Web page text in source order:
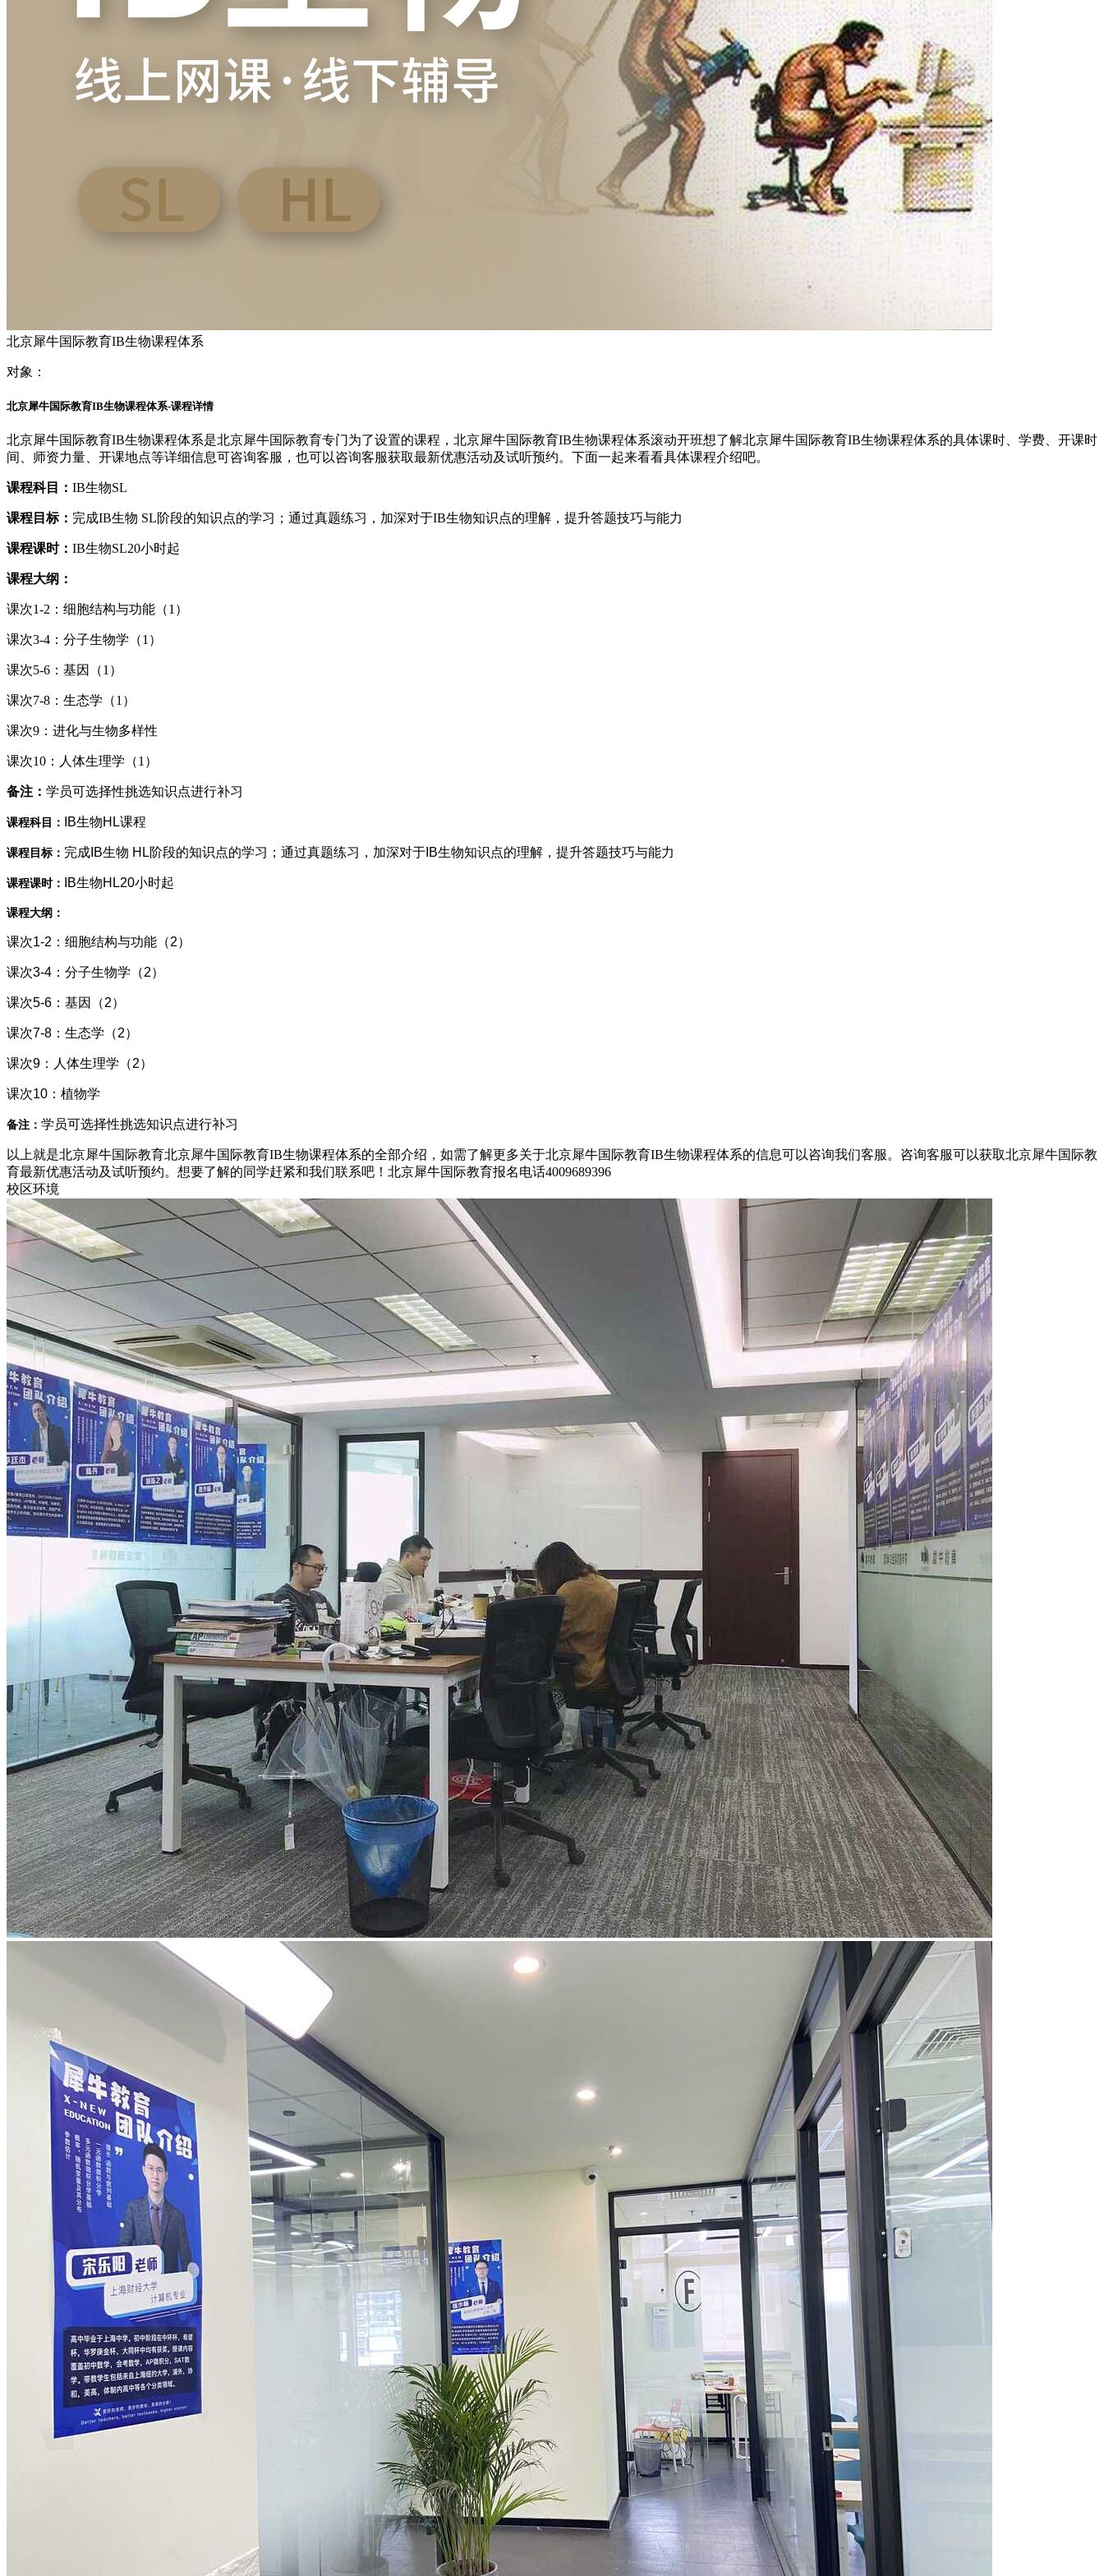
北京犀牛国际教育IB生物课程体系
对象：
北京犀牛国际教育IB生物课程体系-课程详情
北京犀牛国际教育IB生物课程体系是北京犀牛国际教育专门为了设置的课程，北京犀牛国际教育IB生物课程体系滚动开班想了解北京犀牛国际教育IB生物课程体系的具体课时、学费、开课时
间、师资力量、开课地点等详细信息可咨询客服，也可以咨询客服获取最新优惠活动及试听预约。下面一起来看看具体课程介绍吧。
课程科目： IB生物SL
课程目标： 完成IB生物 SL阶段的知识点的学习；通过真题练习，加深对于IB生物知识点的理解，提升答题技巧与能力
课程课时： IB生物SL20小时起
课程大纲：
课次1-2：细胞结构与功能（1）
课次3-4：分子生物学（1）
课次5-6：基因（1）
课次7-8：生态学（1）
课次9：进化与生物多样性
课次10：人体生理学（1）
备注： 学员可选择性挑选知识点进行补习
课程科目： IB生物HL课程
课程目标： 完成IB生物 HL阶段的知识点的学习；通过真题练习，加深对于IB生物知识点的理解，提升答题技巧与能力
课程课时： IB生物HL20小时起
课程大纲：
课次1-2：细胞结构与功能（2）
课次3-4：分子生物学（2）
课次5-6：基因（2）
课次7-8：生态学（2）
课次9：人体生理学（2）
课次10：植物学
备注： 学员可选择性挑选知识点进行补习
以上就是北京犀牛国际教育北京犀牛国际教育IB生物课程体系的全部介绍，如需了解更多关于北京犀牛国际教育IB生物课程体系的信息可以咨询我们客服。咨询客服可以获取北京犀牛国际教
育最新优惠活动及试听预约。想要了解的同学赶紧和我们联系吧！北京犀牛国际教育报名电话4009689396
校区环境